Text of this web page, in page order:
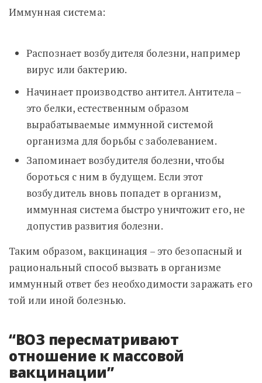
Иммунная система:
Распознает возбудителя болезни, например
вирус или бактерию.
Начинает производство антител. Антитела –
это белки, естественным образом
вырабатываемые иммунной системой
организма для борьбы с заболеванием.
Запоминает возбудителя болезни, чтобы
бороться с ним в будущем. Если этот
возбудитель вновь попадет в организм,
иммунная система быстро уничтожит его, не
допустив развития болезни.
Таким образом, вакцинация – это безопасный и
рациональный способ вызвать в организме
иммунный ответ без необходимости заражать его
той или иной болезнью.
“ВОЗ пересматривают
отношение к массовой
вакцинации”